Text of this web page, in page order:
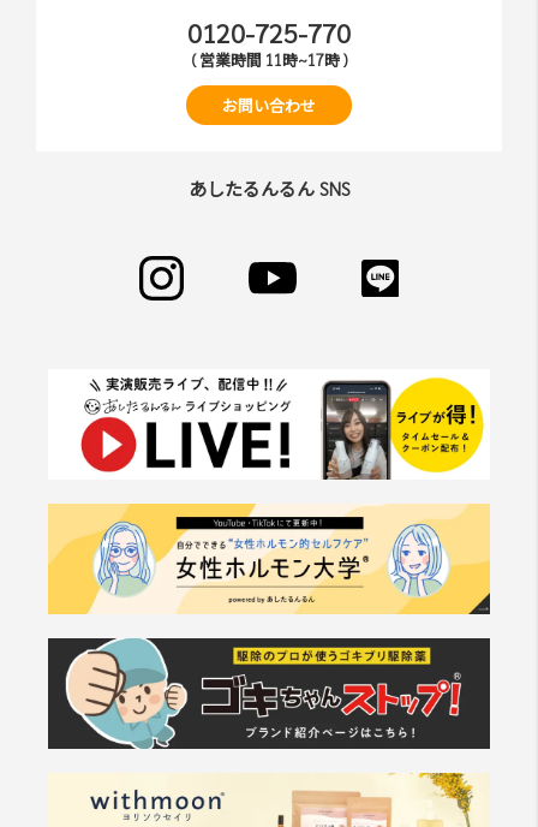
0120-725-770
( 営業時間 11時~17時 )
お問い合わせ
あしたるんるん SNS